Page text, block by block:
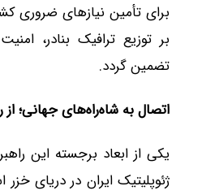
برای تأمین نیازهای ضروری
بر توزیع ترافیک بنادر،
تضمین گردد.
اتصال به شاه‌راه‌های جهانی؛
یکی از ابعاد برجسته این
ژئوپلیتیک ایران در دریای